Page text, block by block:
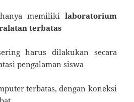
memiliki laboratorium
terbatas
harus dilakukan secara
pengalaman siswa
terbatas, dengan koneksi